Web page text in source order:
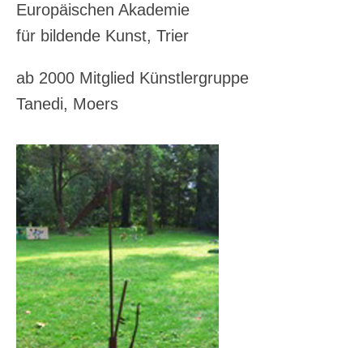
Europäischen Akademie
für bildende Kunst, Trier
ab 2000 Mitglied Künstlergruppe
Tanedi, Moers